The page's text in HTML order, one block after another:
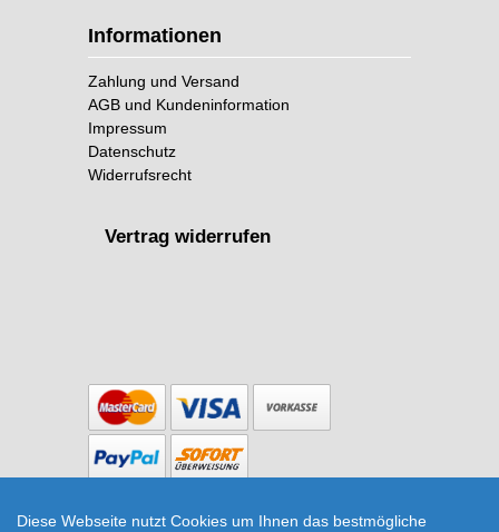
Informationen
Zahlung und Versand
AGB und Kundeninformation
Impressum
Datenschutz
Widerrufsrecht
Vertrag widerrufen
Nifty Knit Korb - Ndululu Ngunu von The Basket
Diese Webseite nutzt Cookies um Ihnen das bestmögliche